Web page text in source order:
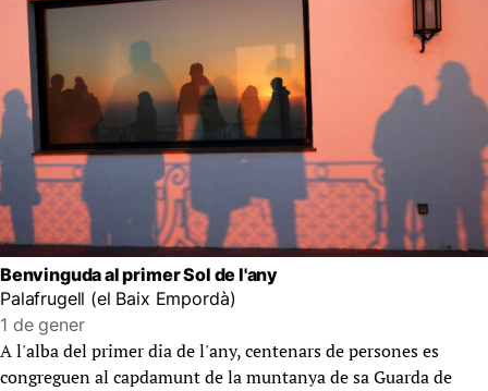
Benvinguda al primer Sol de l'any
Palafrugell (el Baix Empordà)
1 de gener
A l'alba del primer dia de l'any, centenars de persones es
congreguen al capdamunt de la muntanya de sa Guarda de